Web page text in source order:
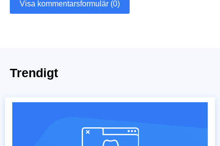
Visa kommentarsformulär (0)
Trendigt